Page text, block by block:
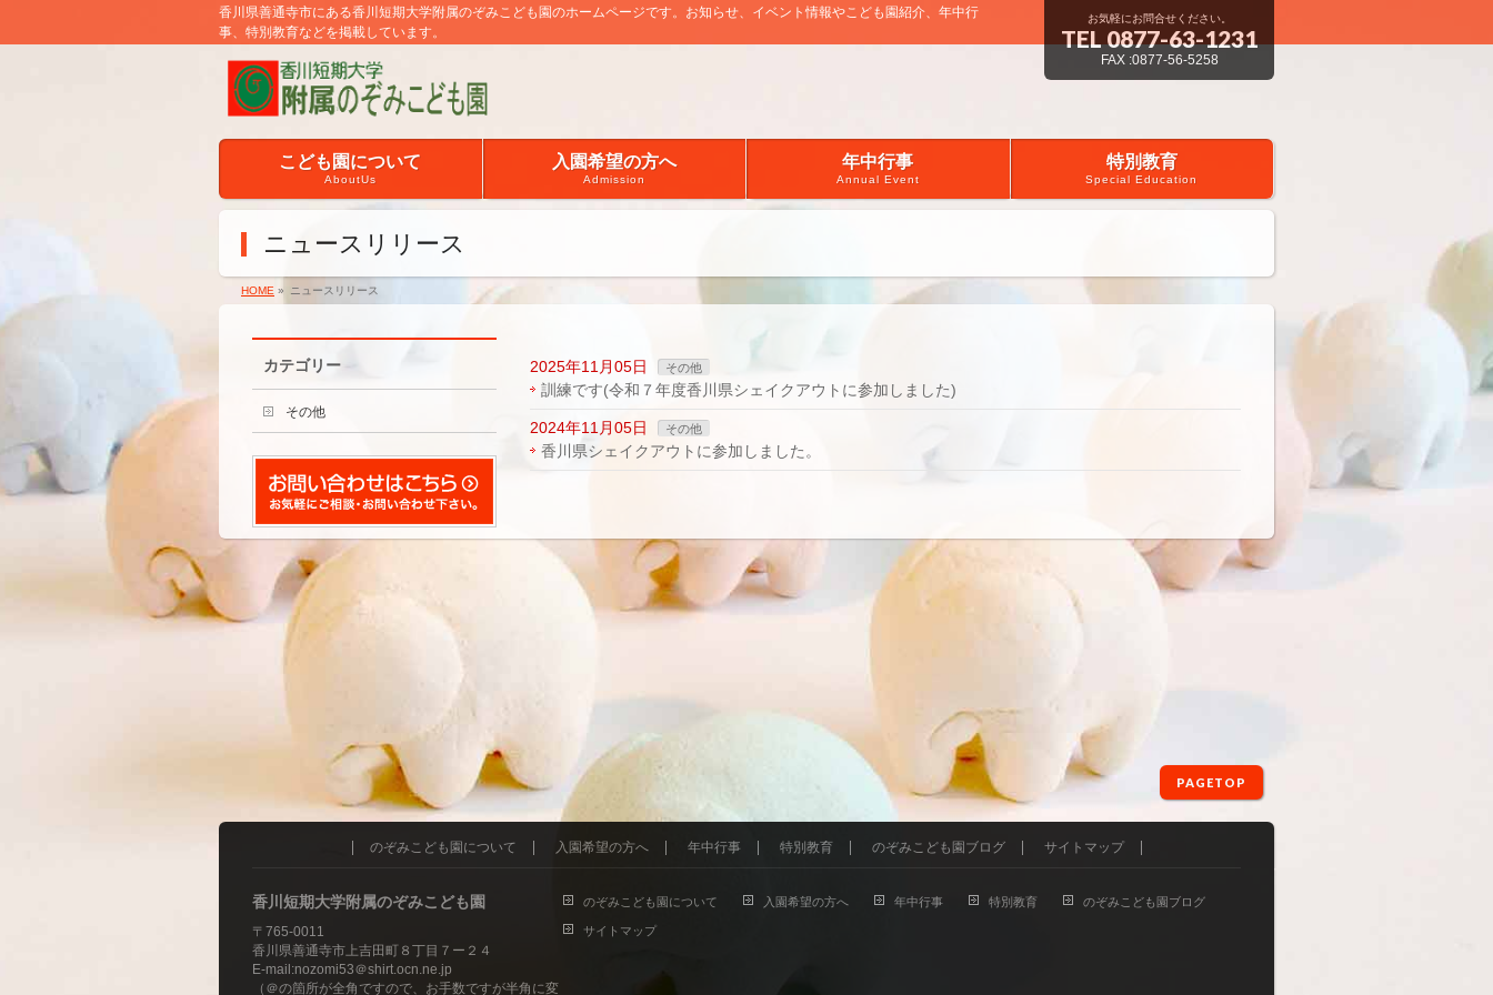
香川県善通寺市にある香川短期大学附属のぞみこども園のホームページです。お知らせ、イベント情報やこども園紹介、年中行
事、特別教育などを掲載しています。
お気軽にお問合せください。
TEL 0877-63-1231
FAX :0877-56-5258
こども園について
AboutUs
入園希望の方へ
Admission
年中行事
Annual Event
特別教育
Special Education
ニュースリリース
HOME » ニュースリリース
2025年11月05日 その他
訓練です(令和７年度香川県シェイクアウトに参加しました)
2024年11月05日 その他
香川県シェイクアウトに参加しました。
カテゴリー
その他
PAGETOP
のぞみこども園について 入園希望の方へ 年中行事 特別教育 のぞみこども園ブログ サイトマップ
香川短期大学附属のぞみこども園
〒765-0011
香川県善通寺市上吉田町８丁目７ー２４
E-mail:nozomi53＠shirt.ocn.ne.jp
（＠の箇所が全角ですので、お手数ですが半角に変
のぞみこども園について 入園希望の方へ 年中行事 特別教育 のぞみこども園ブログ
サイトマップ